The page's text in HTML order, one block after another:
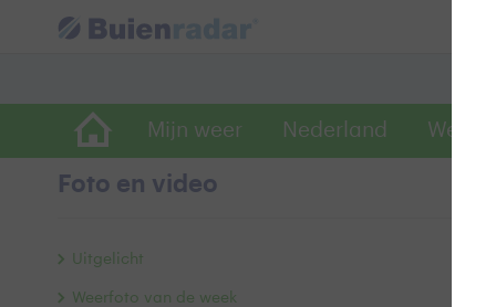
Mijn weer Nederland
Foto en video
Uitgelicht
Weerfoto van de week